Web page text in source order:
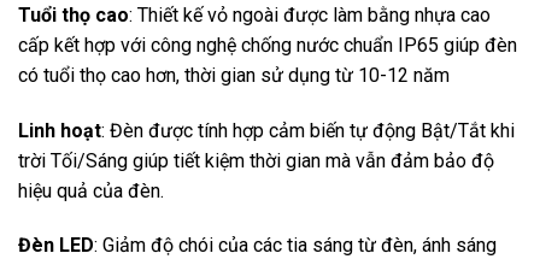
Tuổi thọ cao: Thiết kế vỏ ngoài được làm bằng nhựa cao
cấp kết hợp với công nghệ chống nước chuẩn IP65 giúp đèn
có tuổi thọ cao hơn, thời gian sử dụng từ 10-12 năm
Linh hoạt: Đèn được tính hợp cảm biến tự động Bật/Tắt khi
trời Tối/Sáng giúp tiết kiệm thời gian mà vẫn đảm bảo độ
hiệu quả của đèn.
Đèn LED: Giảm độ chói của các tia sáng từ đèn, ánh sáng